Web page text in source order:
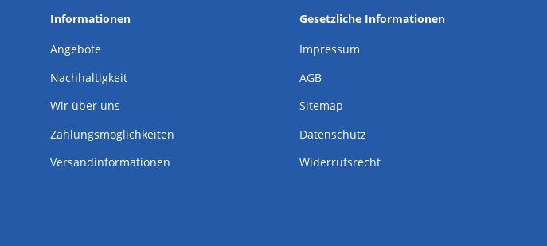
Informationen
Angebote
Nachhaltigkeit
Wir über uns
Zahlungsmöglichkeiten
Versandinformationen
Gesetzliche Informationen
Impressum
AGB
Sitemap
Datenschutz
Widerrufsrecht